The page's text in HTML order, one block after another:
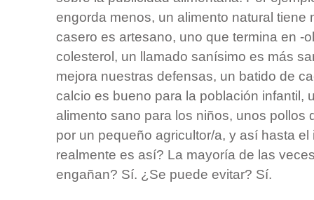
engorda menos, un alimento natural tiene
casero es artesano, uno que termina en -
colesterol, un llamado sanísimo es más
mejora nuestras defensas, un batido de
calcio es bueno para la población infantil,
alimento sano para los niños, unos pollos
por un pequeño agricultor/a, y así hasta el
realmente es así? La mayoría de las
engañan? Sí. ¿Se puede evitar? Sí.